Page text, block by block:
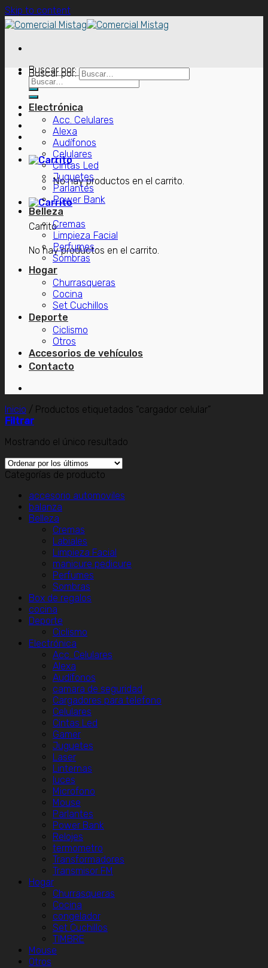
Skip to content
Buscar por:
No hay productos en el carrito.
Carrito
No hay productos en el carrito.
Buscar por:
Electrónica
Acc. Celulares
Alexa
Audífonos
Celulares
Cintas Led
Juguetes
Parlantes
Power Bank
Belleza
Cremas
Limpieza Facial
Perfumes
Sombras
Hogar
Churrasqueras
Cocina
Set Cuchillos
Deporte
Ciclismo
Otros
Accesorios de vehículos
Contacto
Inicio / Productos etiquetados “cargador celular”
Filtrar
Mostrando el único resultado
Categorías de producto
accesorio automoviles
balanza
Belleza
Cremas
Labiales
Limpieza Facial
manicure pedicure
Perfumes
Sombras
Box de regalos
cocina
Deporte
Ciclismo
Electrónica
Acc. Celulares
Alexa
Audífonos
camara de seguridad
Cargadores para telefono
Celulares
Cintas Led
Gamer
Juguetes
Laser
Linternas
luces
Microfono
Mouse
Parlantes
Power Bank
Relojes
termometro
Transformadores
Transmisor FM
Hogar
Churrasqueras
Cocina
congelador
Set Cuchillos
TIMBRE
Mouse
Otros